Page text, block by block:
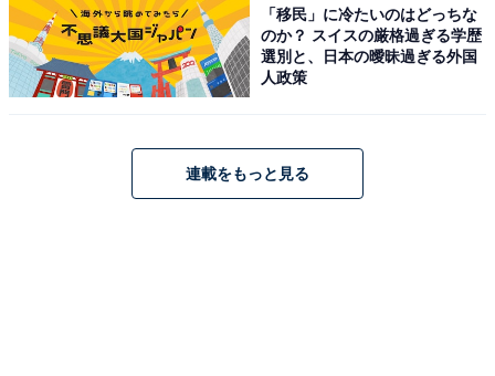
「移民」に冷たいのはどっちな
のか？ スイスの厳格過ぎる学歴
選別と、日本の曖昧過ぎる外国
人政策
連載をもっと見る